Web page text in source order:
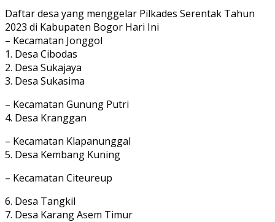
Daftar desa yang menggelar Pilkades Serentak Tahun
2023 di Kabupaten Bogor Hari Ini
– Kecamatan Jonggol
1. Desa Cibodas
2. Desa Sukajaya
3. Desa Sukasima
– Kecamatan Gunung Putri
4. Desa Kranggan
– Kecamatan Klapanunggal
5. Desa Kembang Kuning
– Kecamatan Citeureup
6. Desa Tangkil
7. Desa Karang Asem Timur